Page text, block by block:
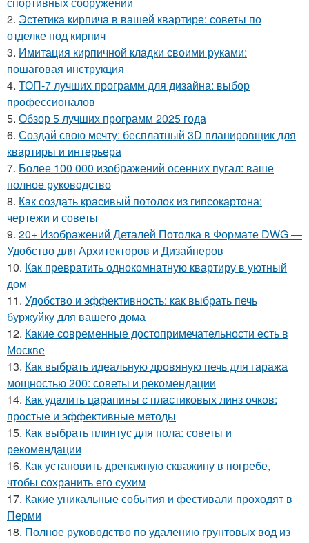
2. Эстетика кирпича в вашей квартире: советы по
отделке под кирпич
3. Имитация кирпичной кладки своими руками:
пошаговая инструкция
4. ТОП-7 лучших программ для дизайна: выбор
профессионалов
5. Обзор 5 лучших программ 2025 года
6. Создай свою мечту: бесплатный 3D планировщик для
квартиры и интерьера
7. Более 100 000 изображений осенних пугал: ваше
полное руководство
8. Как создать красивый потолок из гипсокартона:
чертежи и советы
9. 20+ Изображений Деталей Потолка в Формате DWG —
Удобство для Архитекторов и Дизайнеров
10. Как превратить однокомнатную квартиру в уютный
дом
11. Удобство и эффективность: как выбрать печь
буржуйку для вашего дома
12. Какие современные достопримечательности есть в
Москве
13. Как выбрать идеальную дровяную печь для гаража
мощностью 200: советы и рекомендации
14. Как удалить царапины с пластиковых линз очков:
простые и эффективные методы
15. Как выбрать плинтус для пола: советы и
рекомендации
16. Как установить дренажную скважину в погребе,
чтобы сохранить его сухим
17. Какие уникальные события и фестивали проходят в
Перми
18. Полное руководство по удалению грунтовых вод из